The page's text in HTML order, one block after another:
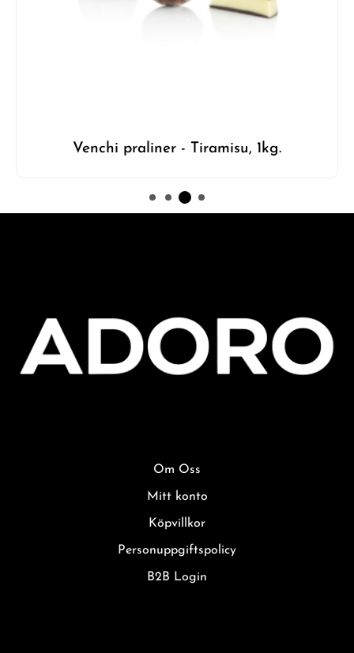
Venchi praliner - Tiramisu, 1kg.
Om Oss
Mitt konto
Köpvillkor
Personuppgiftspolicy
B2B Login